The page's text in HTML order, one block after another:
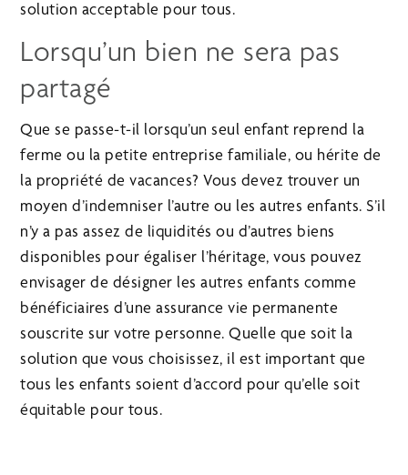
solution acceptable pour tous.
Lorsqu’un bien ne sera pas
partagé
Que se passe-t-il lorsqu’un seul enfant reprend la
ferme ou la petite entreprise familiale, ou hérite de
la propriété de vacances? Vous devez trouver un
moyen d’indemniser l’autre ou les autres enfants. S’il
n’y a pas assez de liquidités ou d’autres biens
disponibles pour égaliser l’héritage, vous pouvez
envisager de désigner les autres enfants comme
bénéficiaires d’une assurance vie permanente
souscrite sur votre personne. Quelle que soit la
solution que vous choisissez, il est important que
tous les enfants soient d’accord pour qu’elle soit
équitable pour tous.